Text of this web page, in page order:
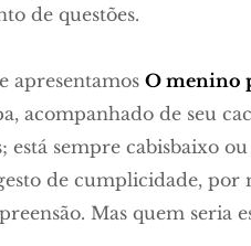
de questões.
apresentamos O menino
acompanhado de seu
sempre cabisbaixo
de cumplicidade, por
Mas quem seria